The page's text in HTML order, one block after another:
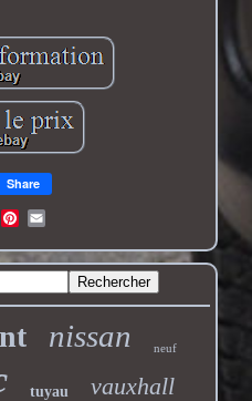
Share
nissan neuf
tuyau vauxhall